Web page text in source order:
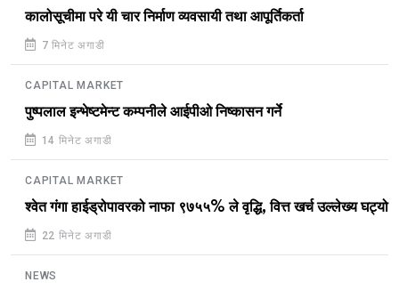
कालोसूचीमा परे यी चार निर्माण व्यवसायी तथा आपूर्तिकर्ता
7 मिनेट अगाडी
CAPITAL MARKET
पुष्पलाल इन्भेष्टमेन्ट कम्पनीले आईपीओ निष्कासन गर्ने
14 मिनेट अगाडी
CAPITAL MARKET
श्वेत गंगा हाईड्रोपावरको नाफा ९७५५% ले वृद्धि, वित्त खर्च उल्लेख्य घट्यो
22 मिनेट अगाडी
NEWS